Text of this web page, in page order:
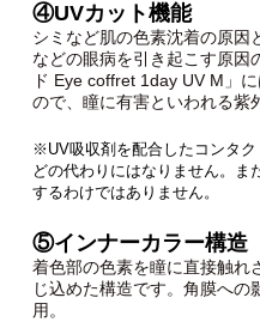
④UVカット機能
シミなど肌の色素沈着の原因
などの眼病を引き起こす原因
ド Eye coffret 1day UV M」
ので、瞳に有害といわれる紫
※UV吸収剤を配合したコンタ
どの代わりにはなりません。ま
するわけではありません。
⑤インナーカラー構造
着色部の色素を瞳に直接触れ
じ込めた構造です。角膜へ
用。